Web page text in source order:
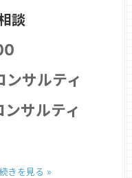
談
ンサルティ
ンサルティ
続きを見る »